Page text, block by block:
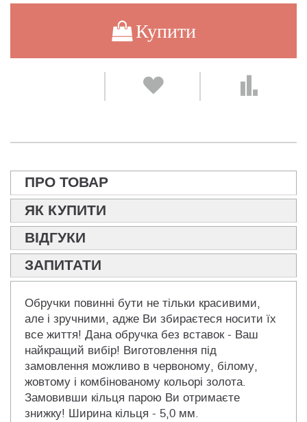
Купити
ПРО ТОВАР
ЯК КУПИТИ
ВІДГУКИ
ЗАПИТАТИ
Обручки повинні бути не тільки красивими,
але і зручними, адже Ви збираєтеся носити їх
все життя! Дана обручка без вставок - Ваш
найкращий вибір! Виготовлення під
замовлення можливо в червоному, білому,
жовтому і комбінованому кольорі золота.
Замовивши кільця парою Ви отримаєте
знижку! Ширина кільця - 5,0 мм.